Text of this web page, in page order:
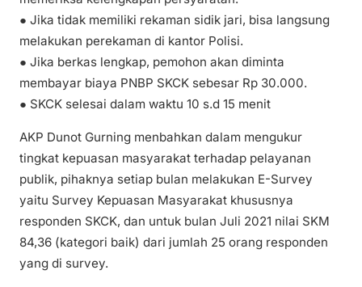
● Jika tidak memiliki rekaman sidik jari, bisa langsung
melakukan perekaman di kantor Polisi.
● Jika berkas lengkap, pemohon akan diminta
membayar biaya PNBP SKCK sebesar Rp 30.000.
● SKCK selesai dalam waktu 10 s.d 15 menit
AKP Dunot Gurning menbahkan dalam mengukur
tingkat kepuasan masyarakat terhadap pelayanan
publik, pihaknya setiap bulan melakukan E-Survey
yaitu Survey Kepuasan Masyarakat khususnya
responden SKCK, dan untuk bulan Juli 2021 nilai SKM
84,36 (kategori baik) dari jumlah 25 orang responden
yang di survey.